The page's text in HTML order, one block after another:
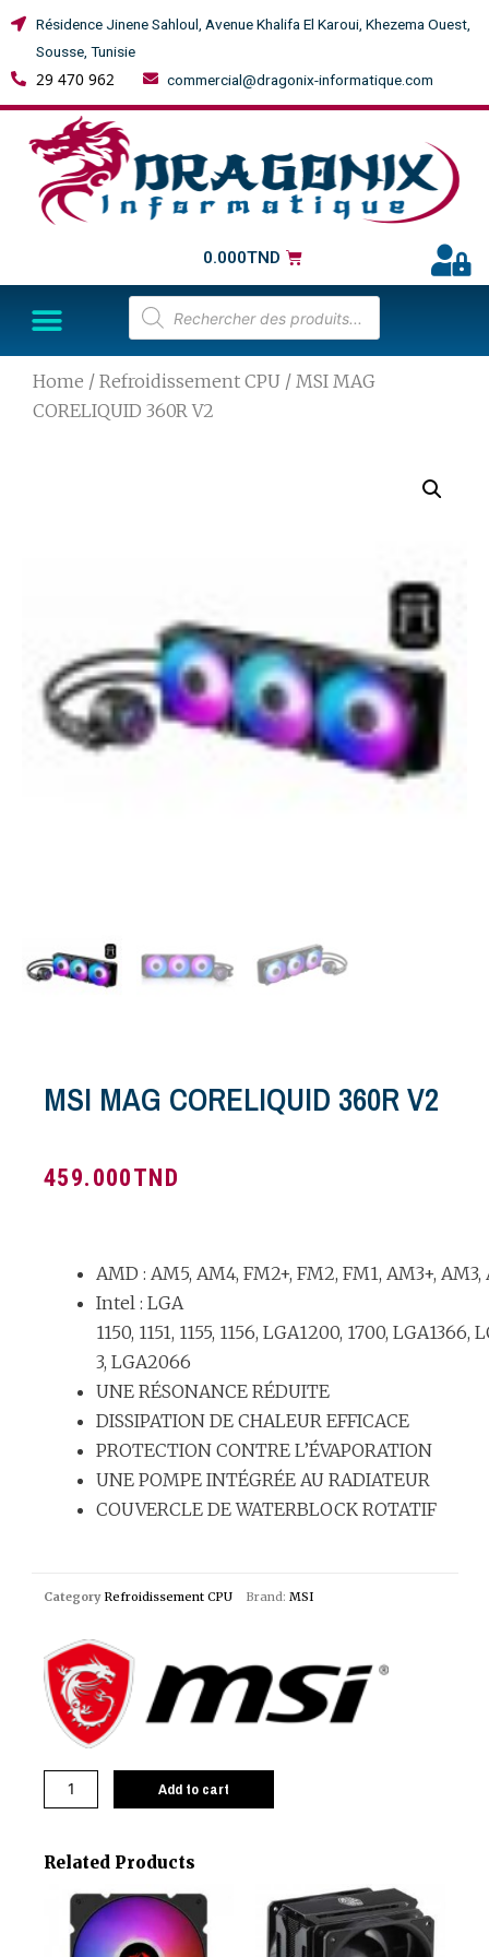
Résidence Jinene Sahloul, Avenue Khalifa El Karoui, Khezema Ouest,
Sousse, Tunisie
29 470 962 commercial@dragonix-informatique.com
0.000TND
Home / Refroidissement CPU / MSI MAG
CORELIQUID 360R V2
MSI MAG CORELIQUID 360R V2
459.000TND
AMD : AM5, AM4, FM2+, FM2, FM1, AM3+,
Intel : LGA
1150, 1151, 1155, 1156, LGA1200, 1700, LGA1366,
3, LGA2066
UNE RÉSONANCE RÉDUITE
DISSIPATION DE CHALEUR EFFICACE
PROTECTION CONTRE L’ÉVAPORATION
UNE POMPE INTÉGRÉE AU RADIATEUR
COUVERCLE DE WATERBLOCK ROTATIF
Category Refroidissement CPU Brand: MSI
Add to cart
Related Products